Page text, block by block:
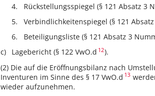
Rückstellungsspiegel (§ 121 Absatz 3
Verbindlichkeitenspiegel (§ 121
Beteiligungsliste (§ 121 Absatz 3
Lagebericht (§ 122 VwO.d 12).
(2) Die auf die Eröffnungsbilanz nach
Inventuren im Sinne des § 17 VwO.d 13
wieder aufzunehmen.